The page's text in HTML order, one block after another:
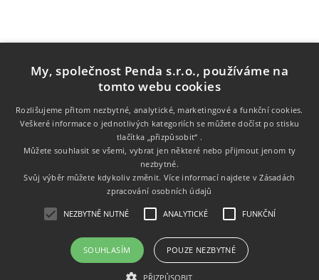
Informace
Zákaznický servis
Copyright © 2026 Tonery.cz. Všechna práva vyhrazena.
My, společnost Penda s.r.o., používáme na
tomto webu cookies
Rozlišujeme přitom nezbytné, analytické, marketingové a funkční cookies.
Veškeré informace o jednotlivých kategoriích se můžete dočíst po stisku
tlačítka „přizpůsobit“ .
Můžete souhlasit se všemi, vybrat jen některé nebo přijmout jenom ty
nezbytné.
Svůj výběr můžete kdykoliv změnit. Více informací najdete vZásadách
zpracování osobních údajů
NEZBYTNĚ NUTNÉ ANALYTICKÉ FUNKČNÍ
SOUHLASÍM POUZE NEZBYTNÉ
PŘIZPŮSOBIT